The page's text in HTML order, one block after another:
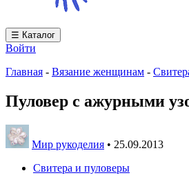
☰ Каталог
Войти
Главная - Вязание женщинам -
Пуловер с ажурными
Мир рукоделия • 25.09.2013
Свитера и пуловеры